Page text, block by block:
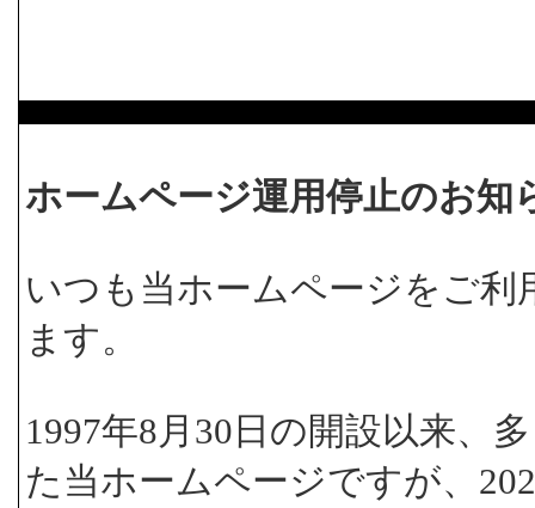
ホームページ運用停止のお知
いつも当ホームページをご
ます。
1997年8月30日の開設以来、
た当ホームページですが、